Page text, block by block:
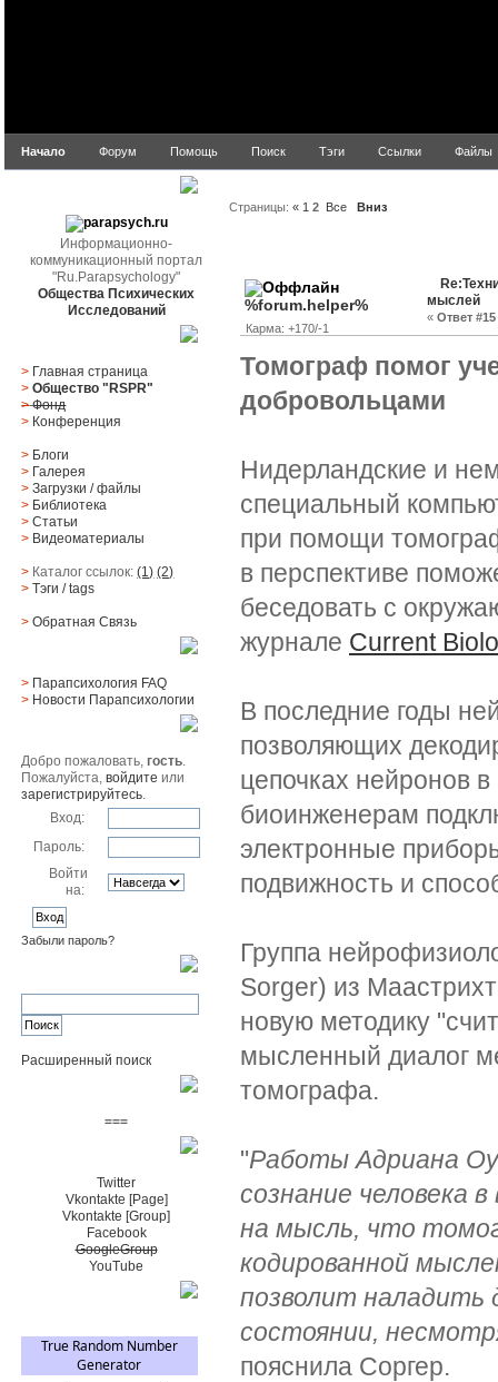
Начало Форум Помощь Поиск Тэги Ссылки Файлы
Информационно-
коммуникационный портал
"Ru.Parapsychology"
Общества Психических
Исследований
> Главная страница
> Общество "RSPR"
> Фонд
> Конференция
> Блоги
> Галерея
> Загрузки/файлы
> Библиотека
> Статьи
> Видеоматериалы
> Каталог ссылок:(1) (2)
> Тэги/ tags
> Обратная Cвязь
> Парапсихология FAQ
> Новости Парапсихологии
Добро пожаловать,гость.
Пожалуйста,войдите или
зарегистрируйтесь.
Вход:
Пароль:
Войти
на:
Забыли пароль?
Расширенный поиск
===
Twitter
Vkontakte [Page]
Vkontakte [Group]
Facebook
GoogleGroup
YouTube
Страницы:« 1 2 Все Вниз
%forum.helper%
Карма: +170/-1
мыслей
« Ответ
Томограф помог
добровольцами
Нидерландские и
специальный
при помощи
в перспективе
беседовать с
журнале Current
В последние годы
позволяющих
цепочках нейронов
биоинженерам
электронные
подвижность и
Группа
Sorger) из
новую методику
мысленный диалог
томографа.
"Работы Адриана
сознание человека
на мысль, что
кодированной
позволит наладить
состоянии,
пояснила Соргер.